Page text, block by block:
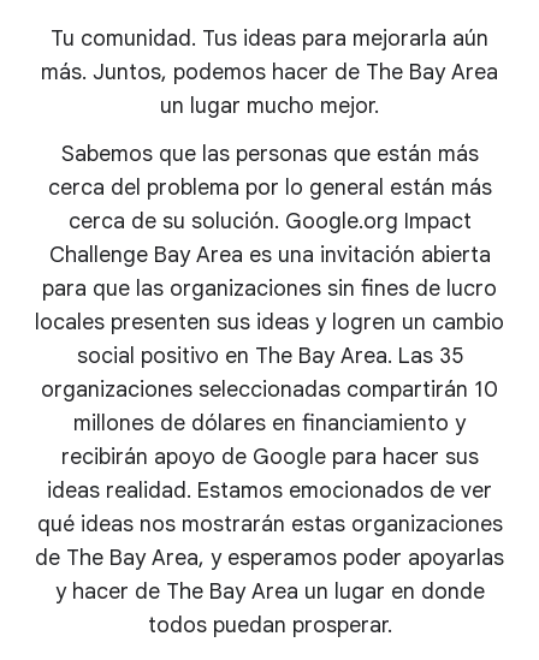
Tu comunidad. Tus ideas para mejorarla aún
más. Juntos, podemos hacer de The Bay Area
un lugar mucho mejor.
Sabemos que las personas que están más
cerca del problema por lo general están más
cerca de su solución. Google.org Impact
Challenge Bay Area es una invitación abierta
para que las organizaciones sin fines de lucro
locales presenten sus ideas y logren un cambio
social positivo en The Bay Area. Las 35
organizaciones seleccionadas compartirán 10
millones de dólares en financiamiento y
recibirán apoyo de Google para hacer sus
ideas realidad. Estamos emocionados de ver
qué ideas nos mostrarán estas organizaciones
de The Bay Area, y esperamos poder apoyarlas
y hacer de The Bay Area un lugar en donde
todos puedan prosperar.